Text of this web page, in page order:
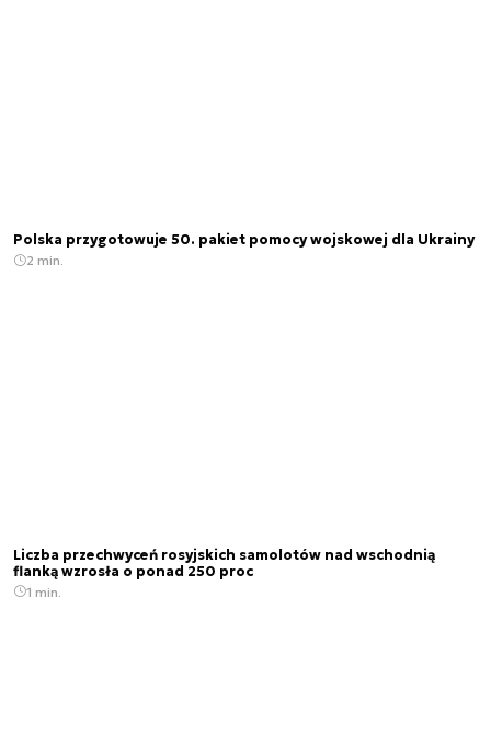
Polska przygotowuje 50. pakiet pomocy wojskowej dla Ukrainy
2 min.
Liczba przechwyceń rosyjskich samolotów nad wschodnią
flanką wzrosła o ponad 250 proc
1 min.